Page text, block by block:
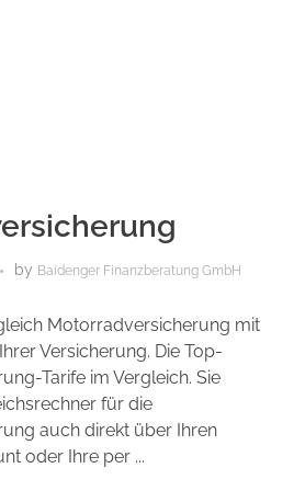
by Baidenger Finanzberatung GmbH
Motorradversicherung mit
Versicherung. Die Top-
Tarife im Vergleich. Sie
für die
auch direkt über Ihren
oder Ihre per ...
GmbH, Richard-
Karlsruhe